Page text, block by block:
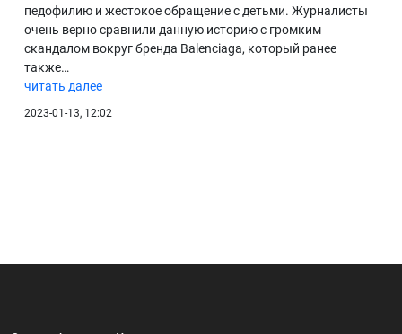
педофилию и жестокое обращение с детьми. Журналисты
очень верно сравнили данную историю с громким
скандалом вокруг бренда Balenciaga, который ранее
также…
читать далее
2023-01-13, 12:02